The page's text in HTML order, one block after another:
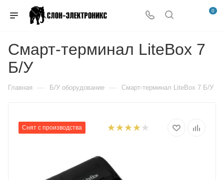
0
Смарт-терминал LiteBox 7
Б/У
Главная — Б/У оборудование — Смарт-терминал LiteBox 7 Б/У
Снят с производства